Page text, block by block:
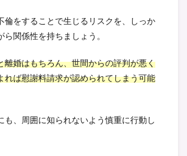
倫をすることで生じるリスクを、しっか
ら関係性を持ちましょう。
離婚はもちろん、世間からの評判が悪く
れば慰謝料請求が認められてしまう可能
も、周囲に知られないよう慎重に行動し